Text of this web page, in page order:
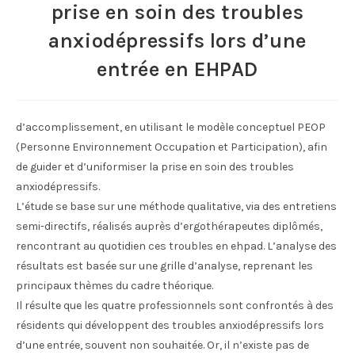
prise en soin des troubles
anxiodépressifs lors d’une
entrée en EHPAD
d’accomplissement, en utilisant le modèle conceptuel PEOP
(Personne Environnement Occupation et Participation), afin
de guider et d’uniformiser la prise en soin des troubles
anxiodépressifs.
L’étude se base sur une méthode qualitative, via des entretiens
semi-directifs, réalisés auprès d’ergothérapeutes diplômés,
rencontrant au quotidien ces troubles en ehpad. L’analyse des
résultats est basée sur une grille d’analyse, reprenant les
principaux thèmes du cadre théorique.
Il résulte que les quatre professionnels sont confrontés à des
résidents qui développent des troubles anxiodépressifs lors
d’une entrée, souvent non souhaitée. Or, il n’existe pas de